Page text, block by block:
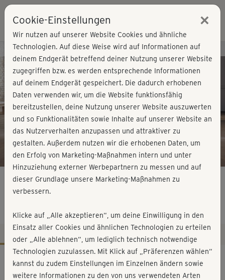
Play
Video
Kursvorschau - Jetzt mitmachen!
Summer Workout - am Boden 1
Workout-Facts
leicht
Cookie-Einstellungen ×
Wir nutzen auf unserer Website Cookies und ähnliche
Technologien. Auf diese Weise wird auf Informationen auf
deinem Endgerät betreffend deiner Nutzung unserer Website
zugegriffen bzw. es werden entsprechende Informationen
auf deinem Endgerät gespeichert. Die dadurch erhobenen
Daten verwenden wir, um die Website funktionsfähig
bereitzustellen, deine Nutzung unserer Website auszuwerten
und so Funktionalitäten sowie Inhalte auf unserer Website an
das Nutzerverhalten anzupassen und attraktiver zu
gestalten. Außerdem nutzen wir die erhobenen Daten, um
den Erfolg von Marketing-Maßnahmen intern und unter
Hinzuziehung externer Werbepartnern zu messen und auf
dieser Grundlage unsere Marketing-Maßnahmen zu
verbessern.
Klicke auf „Alle akzeptieren“, um deine Einwilligung in den
Einsatz aller Cookies und ähnlichen Technologien zu erteilen
oder „Alle ablehnen“, um lediglich technisch notwendige
Technologien zuzulassen. Mit Klick auf „Präferenzen wählen“
kannst du zudem Einstellungen im Einzelnen ändern sowie
weitere Informationen zu den von uns verwendeten Arten